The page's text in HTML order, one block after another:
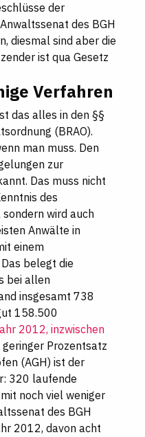
der
des BGH
diesmal sind aber die
ist qua Gesetz
Verfahren
das alles in den §§
(BRAO).
man muss. Den
zur
Das muss nicht
des
wird auch
Anwälte in
einem
belegt die
bei allen
insgesamt 738
158.500
2012, inzwischen
geringer Prozentsatz
(AGH) ist der
320 laufende
noch viel weniger
des BGH
2012, davon acht